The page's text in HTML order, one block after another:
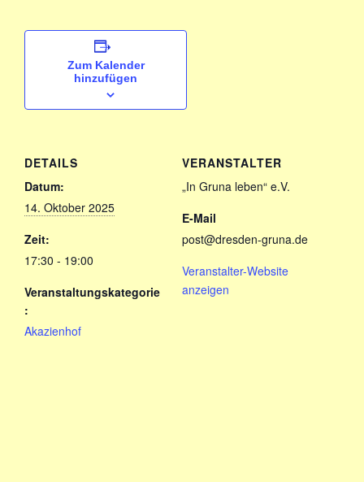
Zum Kalender
hinzufügen
DETAILS
Datum:
14. Oktober 2025
Zeit:
17:30 - 19:00
Veranstaltungskategorie
:
Akazienhof
VERANSTALTER
„In Gruna leben“ e.V.
E-Mail
post@dresden-gruna.de
Veranstalter-Website
anzeigen